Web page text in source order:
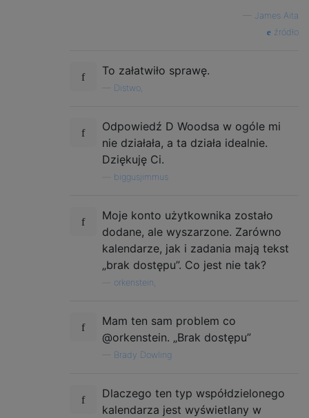
James Aita
źródło
To załatwiło sprawę.
Distwo,
Odpowiedź D Woodsa w ogóle mi
nie działała, a ta działa idealnie.
Dziękuję Ci.
biggusjimmus
Moje konto użytkownika zostało
dodane, ale wyszarzone. Zarówno
kalendarze, jak i zadania mają tekst
„brak dostępu”. Co jest nie tak?
orkenstein,
Mam ten sam problem co
@orkenstein. „Brak dostępu”
Brady Dowling
Dlaczego ten typ współdzielonego
kalendarza jest wyświetlany w